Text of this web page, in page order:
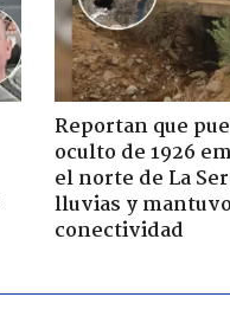
Reportan que
oculto de 1926
el norte de La
lluvias y mantuvo
conectividad